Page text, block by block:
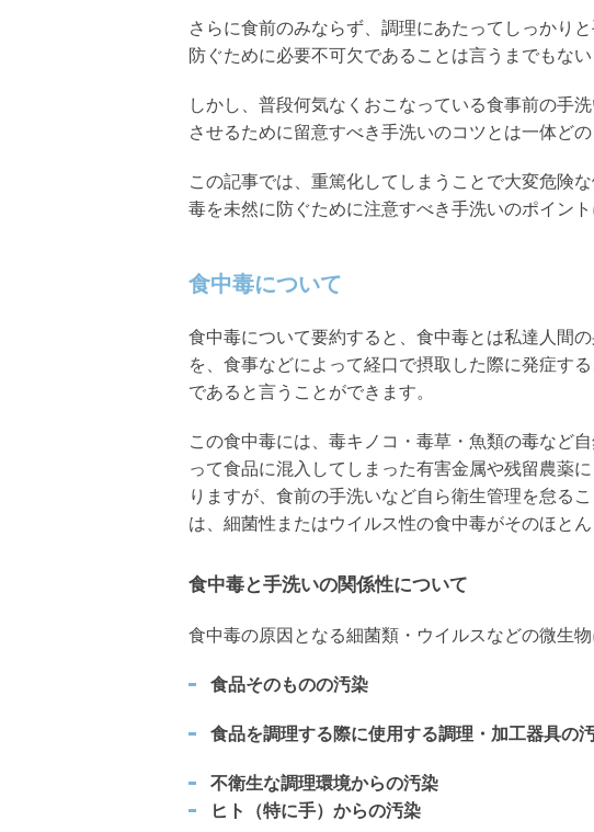
さらに食前のみならず、調理にあたってしっかり
防ぐために必要不可欠であることは言うまでもない
しかし、普段何気なくおこなっている食事前の手
させるために留意すべき手洗いのコツとは一体ど
この記事では、重篤化してしまうことで大変危険
毒を未然に防ぐために注意すべき手洗いのポイント
食中毒について
食中毒について要約すると、食中毒とは私達人間
を、食事などによって経口で摂取した際に発症す
であると言うことができます。
この食中毒には、毒キノコ・毒草・魚類の毒など
って食品に混入してしまった有害金属や残留農薬
りますが、食前の手洗いなど自ら衛生管理を怠る
は、細菌性またはウイルス性の食中毒がそのほと
食中毒と手洗いの関係性について
食中毒の原因となる細菌類・ウイルスなどの微生物
食品そのものの汚染
食品を調理する際に使用する調理・加工器具の
不衛生な調理環境からの汚染
ヒト（特に手）からの汚染